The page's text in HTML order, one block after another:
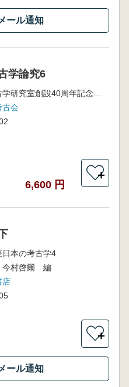
ール通知
学論究6
古会
6,600 円
＋
日本の考古学4
村啓爾 編
店
＋
ール通知